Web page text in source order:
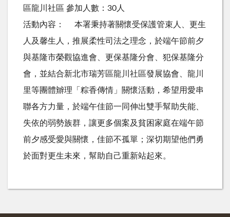
區龍川社區 參加人數：30人
活動內容： 本署秉持著關懷受保護管束人、更生
人及馨生人，推展柔性司法之理念，於端午節前夕
與基隆市榮觀協進會、更保基隆分會、犯保基隆分
會，並結合新北市瑞芳區龍川社區發展協會、龍川
里等團體辧理「粽香傳情」關懷活動，希望用愛串
聯各方力量，於端午佳節一同伸出雙手幫助失能、
失依的弱勢族群，讓更多個案及貧困家庭在端午節
前夕感受愛與關懷，佳節不孤單；深切期望他們勇
於面對更生未來，幫助自己重新站起來。